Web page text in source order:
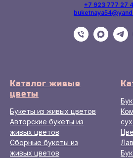
+7 923 777 27
Каталог живые
цветы
Букеты из живых цветов
Авторские букеты из
живых цветов
Сборные букеты из
живых цветов